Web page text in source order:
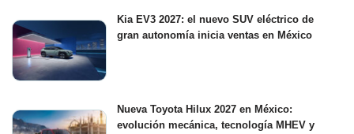
Kia EV3 2027: el nuevo SUV eléctrico de
gran autonomía inicia ventas en México
Nueva Toyota Hilux 2027 en México:
evolución mecánica, tecnología MHEV y